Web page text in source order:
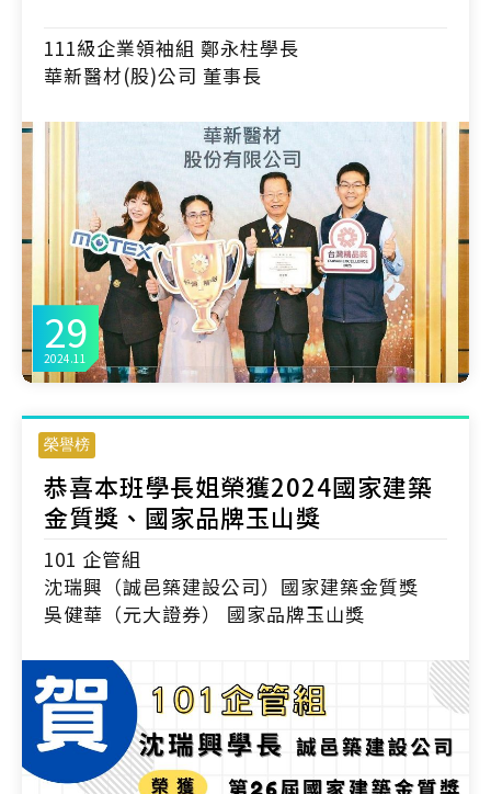
29
2024.11
111級企業領袖組 鄭永柱學長
華新醫材(股)公司 董事長
榮譽榜
恭喜本班學長姐榮獲2024國家建築
金質獎、國家品牌玉山獎
101 企管組
沈瑞興（誠邑築建設公司）國家建築金質獎
吳健華（元大證券） 國家品牌玉山獎